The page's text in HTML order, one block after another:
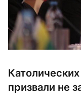
призвали не